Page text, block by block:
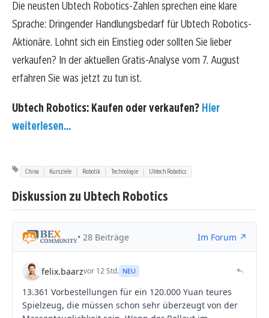
Die neusten Ubtech Robotics-Zahlen sprechen eine klare
Sprache: Dringender Handlungsbedarf für Ubtech Robotics-
Aktionäre. Lohnt sich ein Einstieg oder sollten Sie lieber
verkaufen? In der aktuellen Gratis-Analyse vom 7. August
erfahren Sie was jetzt zu tun ist.
Ubtech Robotics: Kaufen oder verkaufen? Hier
weiterlesen...
China Kursziele Robotik Technologie Ubtech Robotics
Diskussion zu Ubtech Robotics